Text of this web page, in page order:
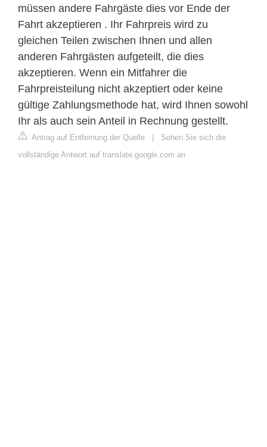
müssen andere Fahrgäste dies vor Ende der
Fahrt akzeptieren . Ihr Fahrpreis wird zu
gleichen Teilen zwischen Ihnen und allen
anderen Fahrgästen aufgeteilt, die dies
akzeptieren. Wenn ein Mitfahrer die
Fahrpreisteilung nicht akzeptiert oder keine
gültige Zahlungsmethode hat, wird Ihnen sowohl
Ihr als auch sein Anteil in Rechnung gestellt.
Antrag auf Entfernung der Quelle | Sehen Sie sich die
vollständige Antwort auf translate.google.com an